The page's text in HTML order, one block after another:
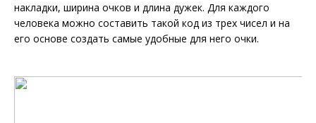
накладки, ширина очков и длина дужек. Для каждого
человека можно составить такой код из трех чисел и на
его основе создать самые удобные для него очки.